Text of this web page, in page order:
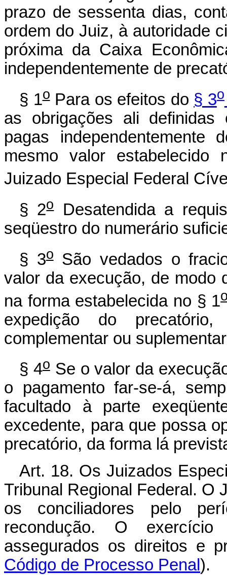
prazo de sessenta dias,
ordem do Juiz, à autoridade
próxima da Caixa
independentemente de
§ 1oPara os efeitos do § 3o
as obrigações ali
pagas
mesmo valor
Juizado Especial Federal
§ 2oDesatendida a
seqüestro do numerário
§ 3oSão vedados o
valor da execução, de modo
na forma estabelecida no § 1
expedição do
complementar ou
§ 4oSe o valor da
o pagamento far-se-á,
facultado à parte
excedente, para que possa
precatório, da forma lá
Art. 18. Os Juizados
Tribunal Regional Federal. O
os conciliadores pelo
recondução. O
assegurados os direitos e
Código de Processo Penal).